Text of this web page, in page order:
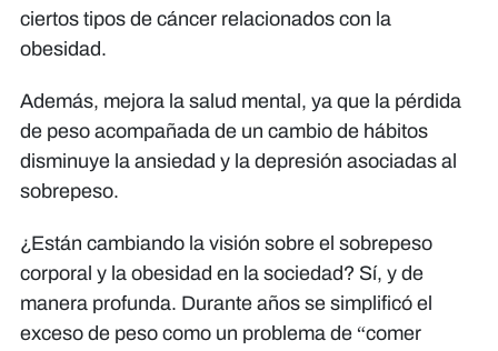
ciertos tipos de cáncer relacionados con la
obesidad.
Además, mejora la salud mental, ya que la pérdida
de peso acompañada de un cambio de hábitos
disminuye la ansiedad y la depresión asociadas al
sobrepeso.
¿Están cambiando la visión sobre el sobrepeso
corporal y la obesidad en la sociedad? Sí, y de
manera profunda. Durante años se simplificó el
exceso de peso como un problema de “comer